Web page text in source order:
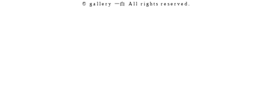
© gallery 一白 All rights reserved.